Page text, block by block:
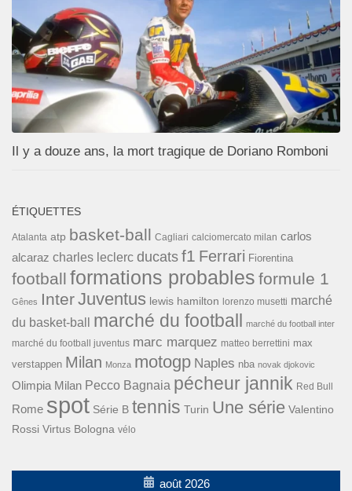
Il y a douze ans, la mort tragique de Doriano Romboni
ÉTIQUETTES
Atalanta atp basket-ball Cagliari calciomercato milan carlos
alcaraz charles leclerc ducats f1 Ferrari Fiorentina
football formations probables formule 1
Gênes InterJuventus lewis hamilton lorenzo musetti marché
du basket-ball
marché du football marché du football inter
marché du football juventus marc marquez matteo berrettini max
verstappen Milan Monza motogp Naples nba novak djokovic
Olimpia Milan Pecco Bagnaia pécheur jannik Red Bull
Rome spot Série B tennis Turin Une série Valentino
Rossi Virtus Bologna vélo
août 2026